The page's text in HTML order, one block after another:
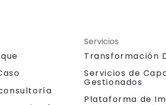
Servicios
Transformación
Servicios de
Gestionados
Plataforma de